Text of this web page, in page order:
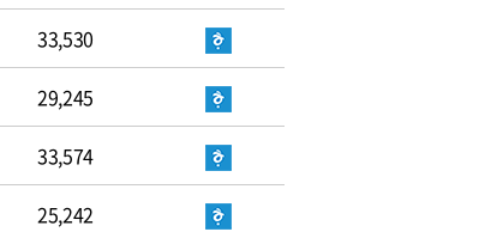
33,530
29,245
33,574
25,242